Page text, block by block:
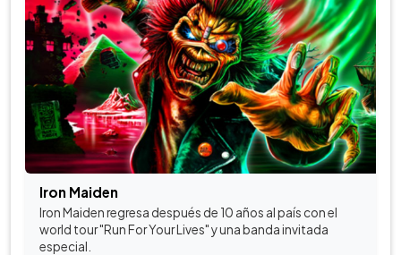
Iron Maiden
Iron Maiden regresa después de 10 años al país con el
world tour "Run For Your Lives" y una banda invitada
especial.